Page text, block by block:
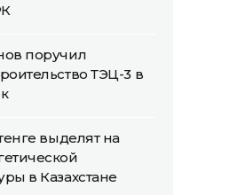
поручил
ТЭЦ-3 в
выделят на
в Казахстане